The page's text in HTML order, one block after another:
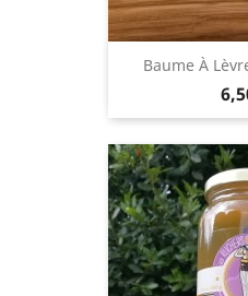
Baume À